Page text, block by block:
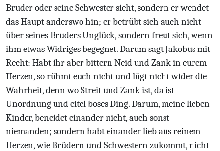
Bruder oder seine Schwester sieht, sondern er wendet
das Haupt anderswo hin; er betrübt sich auch nicht
über seines Bruders Unglück, sondern freut sich, wenn
ihm etwas Widriges begegnet. Darum sagt Jakobus mit
Recht: Habt ihr aber bittern Neid und Zank in eurem
Herzen, so rühmt euch nicht und lügt nicht wider die
Wahrheit, denn wo Streit und Zank ist, da ist
Unordnung und eitel böses Ding. Darum, meine lieben
Kinder, beneidet einander nicht, auch sonst
niemanden; sondern habt einander lieb aus reinem
Herzen, wie Brüdern und Schwestern zukommt, nicht